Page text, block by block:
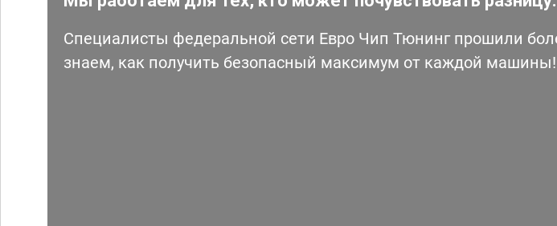
Специалисты федеральной сети Евро Чип Тюнинг прошили
знаем, как получить безопасный максимум от каждой машины!